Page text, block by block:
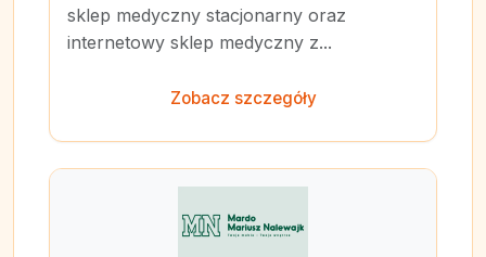
sklep medyczny stacjonarny oraz
internetowy sklep medyczny z...
Zobacz szczegóły